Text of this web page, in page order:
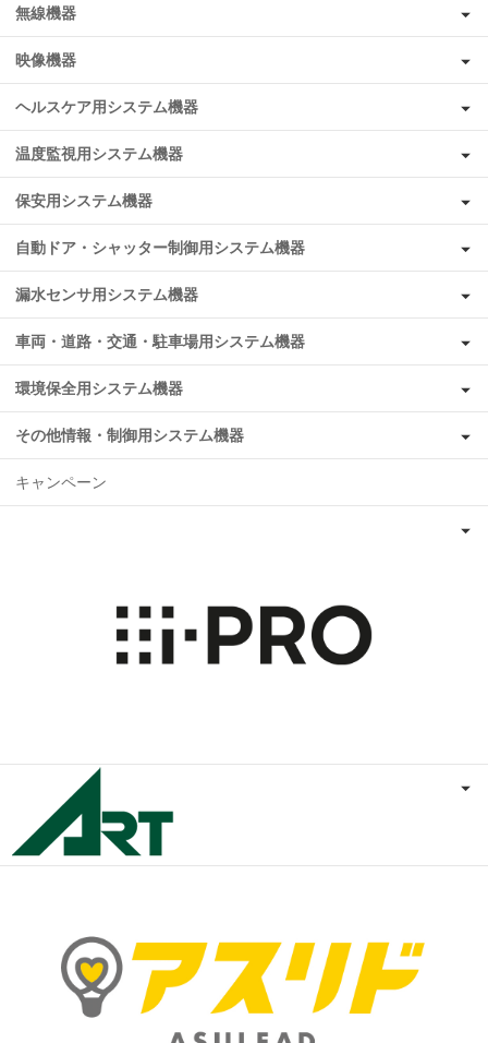
無線機器
映像機器
ヘルスケア用システム機器
温度監視用システム機器
保安用システム機器
自動ドア・シャッター制御用システム機器
漏水センサ用システム機器
車両・道路・交通・駐車場用システム機器
環境保全用システム機器
その他情報・制御用システム機器
キャンペーン